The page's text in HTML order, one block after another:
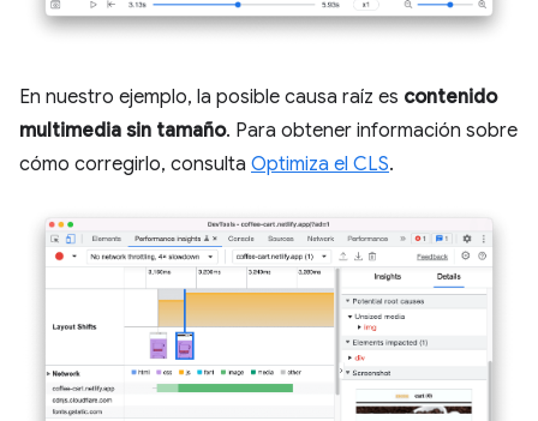
En nuestro ejemplo, la posible causa raíz es contenido
multimedia sin tamaño. Para obtener información sobre
cómo corregirlo, consulta Optimiza el CLS.